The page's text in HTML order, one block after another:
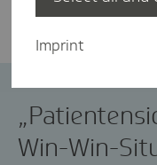
Win-Win-
Imprint